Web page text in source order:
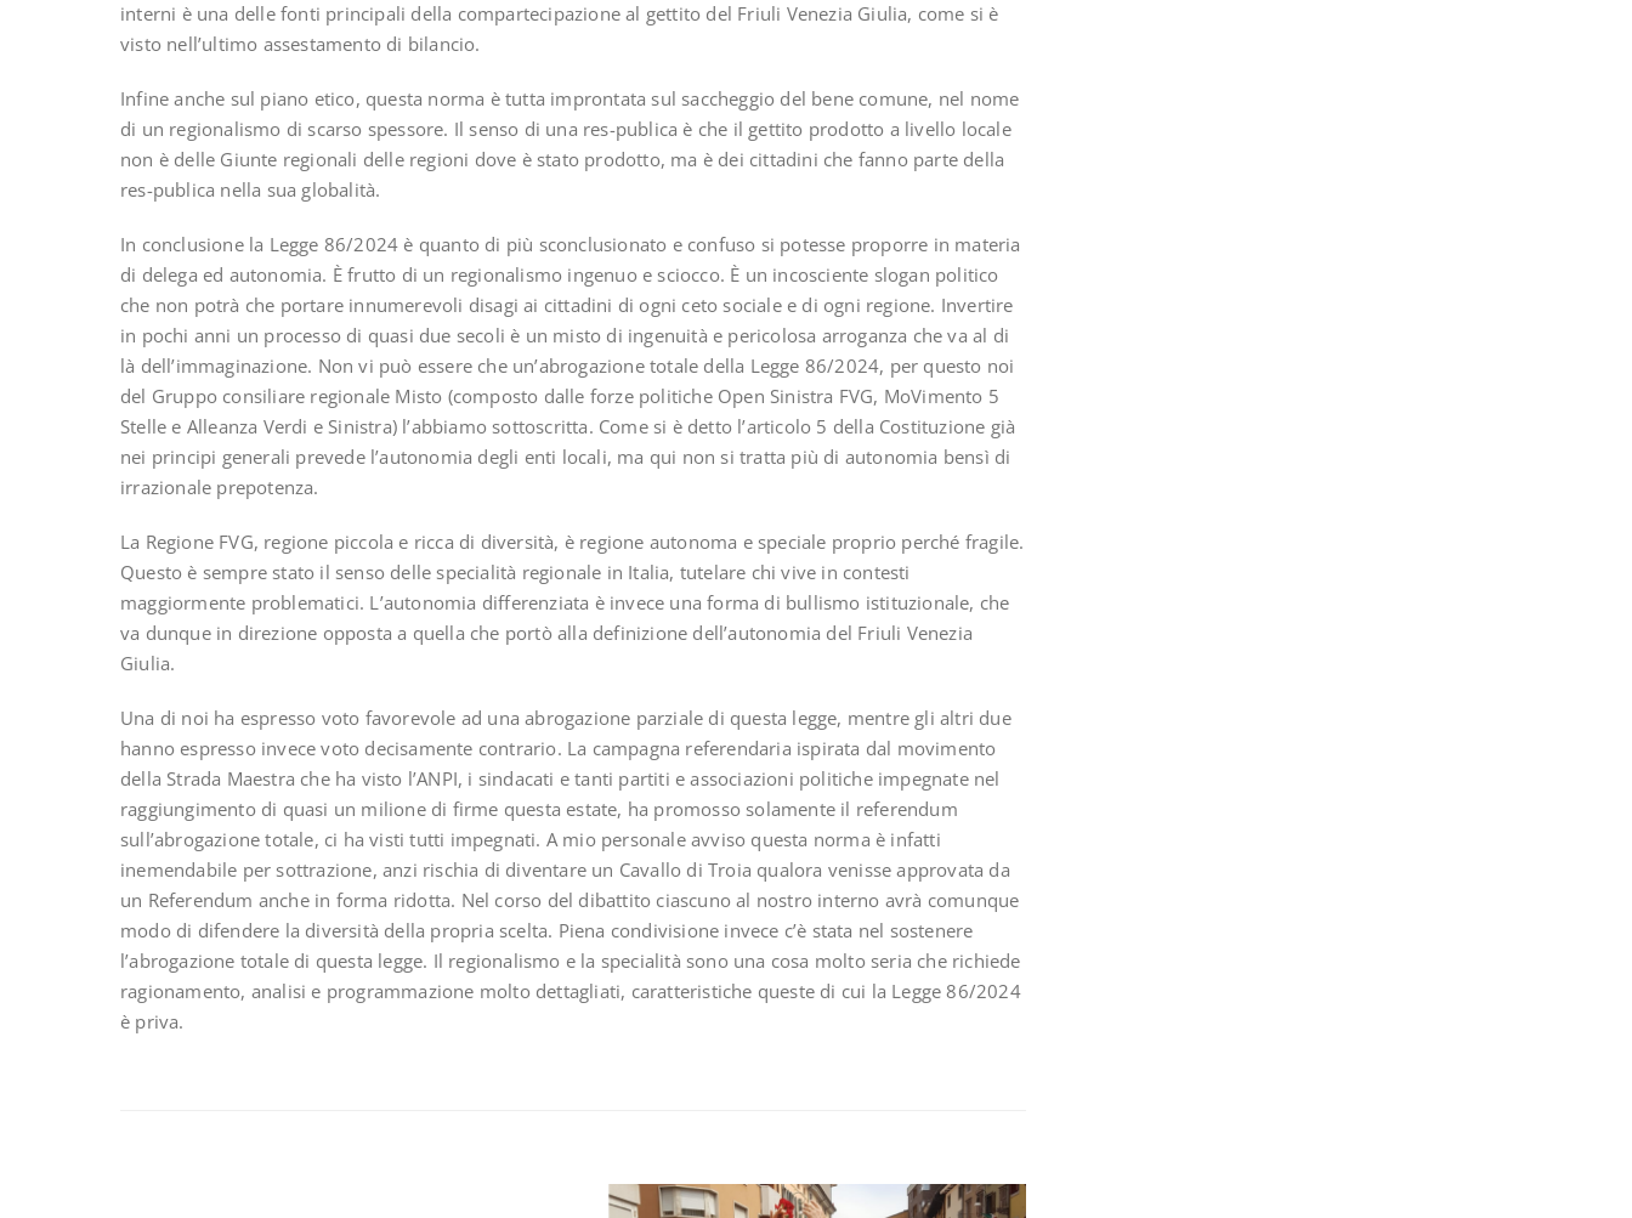
interni è una delle fonti principali della compartecipazione al gettito del Friuli Venezia Giulia, come si è
visto nell’ultimo assestamento di bilancio.
Infine anche sul piano etico, questa norma è tutta improntata sul saccheggio del bene comune, nel nome
di un regionalismo di scarso spessore. Il senso di una res-publica è che il gettito prodotto a livello locale
non è delle Giunte regionali delle regioni dove è stato prodotto, ma è dei cittadini che fanno parte della
res-publica nella sua globalità.
In conclusione la Legge 86/2024 è quanto di più sconclusionato e confuso si potesse proporre in materia
di delega ed autonomia. È frutto di un regionalismo ingenuo e sciocco. È un incosciente slogan politico
che non potrà che portare innumerevoli disagi ai cittadini di ogni ceto sociale e di ogni regione. Invertire
in pochi anni un processo di quasi due secoli è un misto di ingenuità e pericolosa arroganza che va al di
là dell’immaginazione. Non vi può essere che un’abrogazione totale della Legge 86/2024, per questo noi
del Gruppo consiliare regionale Misto (composto dalle forze politiche Open Sinistra FVG, MoVimento 5
Stelle e Alleanza Verdi e Sinistra) l’abbiamo sottoscritta. Come si è detto l’articolo 5 della Costituzione già
nei principi generali prevede l’autonomia degli enti locali, ma qui non si tratta più di autonomia bensì di
irrazionale prepotenza.
La Regione FVG, regione piccola e ricca di diversità, è regione autonoma e speciale proprio perché fragile.
Questo è sempre stato il senso delle specialità regionale in Italia, tutelare chi vive in contesti
maggiormente problematici. L’autonomia differenziata è invece una forma di bullismo istituzionale, che
va dunque in direzione opposta a quella che portò alla definizione dell’autonomia del Friuli Venezia
Giulia.
Una di noi ha espresso voto favorevole ad una abrogazione parziale di questa legge, mentre gli altri due
hanno espresso invece voto decisamente contrario. La campagna referendaria ispirata dal movimento
della Strada Maestra che ha visto l’ANPI, i sindacati e tanti partiti e associazioni politiche impegnate nel
raggiungimento di quasi un milione di firme questa estate, ha promosso solamente il referendum
sull’abrogazione totale, ci ha visti tutti impegnati. A mio personale avviso questa norma è infatti
inemendabile per sottrazione, anzi rischia di diventare un Cavallo di Troia qualora venisse approvata da
un Referendum anche in forma ridotta. Nel corso del dibattito ciascuno al nostro interno avrà comunque
modo di difendere la diversità della propria scelta. Piena condivisione invece c’è stata nel sostenere
l’abrogazione totale di questa legge. Il regionalismo e la specialità sono una cosa molto seria che richiede
ragionamento, analisi e programmazione molto dettagliati, caratteristiche queste di cui la Legge 86/2024
è priva.